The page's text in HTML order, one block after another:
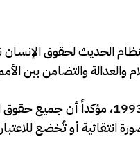
الحديث لحقوق الإنسان
والعدالة والتضامن بين
واستشهد بإعلان وبرنامج عمل
انتقائية أو تُخضع